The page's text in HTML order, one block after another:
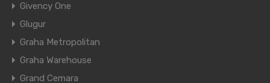
Givency One
Glugur
Graha Metropolitan
Graha Warehouse
Grand Cemara